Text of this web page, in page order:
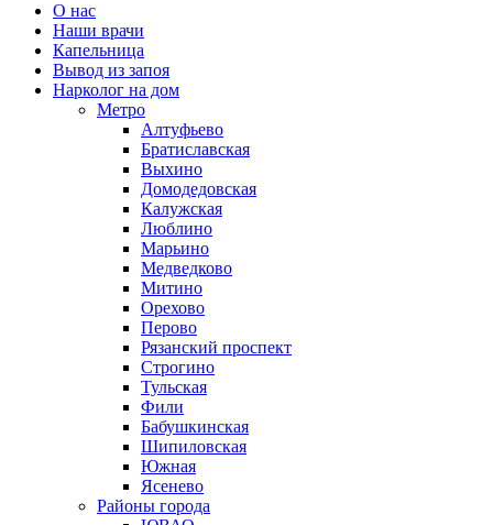
О нас
Наши врачи
Капельница
Вывод из запоя
Нарколог на дом
Метро
Алтуфьево
Братиславская
Выхино
Домодедовская
Калужская
Люблино
Марьино
Медведково
Митино
Орехово
Перово
Рязанский проспект
Строгино
Тульская
Фили
Бабушкинская
Шипиловская
Южная
Ясенево
Районы города